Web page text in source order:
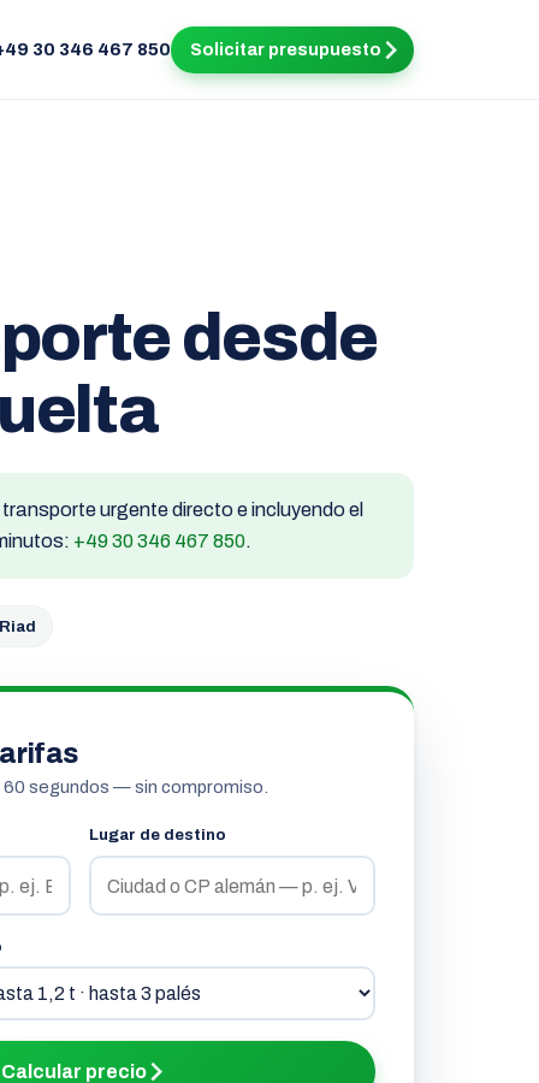
30 346 467 850 Solicitar presupuesto
desde
urgente directo e incluyendo el
+49 30 346 467 850.
segundos — sin compromiso.
Lugar de destino
Calcular precio